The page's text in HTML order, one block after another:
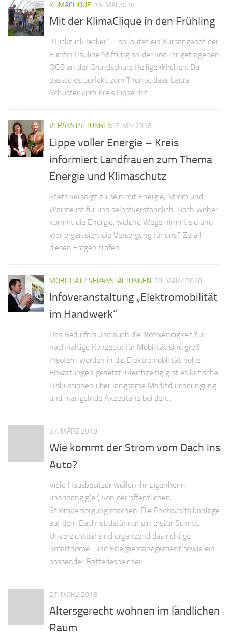
KLIMACLIQUE 16. MAI 2018
Mit der KlimaClique in den Frühling
„Ruckzuck lecker“ – so lautet ein Kursangebot der
Fürstin Pauline Stiftung an der von ihr getragenen
OGS an der Grundschule Heiligenkirchen. Da
passte es perfekt zum Thema, dass Laura
Schuster vom Kreis Lippe mit...
VERANSTALTUNGEN 7. MAI 2018
Lippe voller Energie – Kreis
informiert Landfrauen zum Thema
Energie und Klimaschutz
Stets versorgt zu sein mit Energie, Strom und
Wärme ist für uns selbstverständlich. Doch woher
kommt die Energie, welche Wege nimmt sie und
wer organisiert die Versorgung für uns? Zu all
diesen Fragen trafen...
MOBILITÄT/ VERANSTALTUNGEN 28. MÄRZ 2018
Infoveranstaltung „Elektromobilität
im Handwerk“
Das Bedürfnis und auch die Notwendigkeit für
nachhaltige Konzepte für Mobilität sind groß.
Insofern werden in die Elektromobilität hohe
Erwartungen gesetzt. Gleichzeitig gibt es kritische
Diskussionen über langsame Marktdurchdringung
und mangelnde Akzeptanz bei den...
27. MÄRZ 2018
Wie kommt der Strom vom Dach ins
Auto?
Viele Hausbesitzer wollen ihr Eigenheim
unabhängig(er) von der öffentlichen
Stromversorgung machen. Die Photovoltaikanlage
auf dem Dach ist dafür nur ein erster Schritt.
Unverzichtbar sind ergänzend das richtige
Smarthome- und Energiemanagement sowie ein
passender Batteriespeicher....
27. MÄRZ 2018
Altersgerecht wohnen im ländlichen
Raum